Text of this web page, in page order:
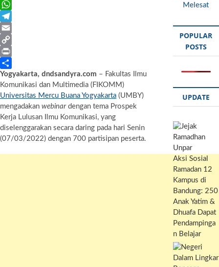
a
c
e
b
o
o
k
T
w
i
t
t
e
r
W
h
a
t
s
A
p
p
T
e
l
e
g
r
a
m
E
m
a
i
l
C
o
p
y
L
i
n
k
P
r
i
n
t
S
h
a
r
e
Yogyakarta, dndsandyra.com – Fakultas Ilmu
Komunikasi dan Multimedia (FIKOMM)
Universitas Mercu Buana Yogyakarta (UMBY)
mengadakan webinardengan tema Prospek
Kerja Lulusan Ilmu Komunikasi, yang
diselenggarakan secara daring pada hari Senin
(07/03/2022) dengan 700 partisipan peserta.
POPULAR
POSTS
UPDATE
Aksi Sosial
Ramadan 12
Kampus di
Bandung: 250
Anak Yatim &
Dhuafa Dapat
Pendampinga
n Belajar